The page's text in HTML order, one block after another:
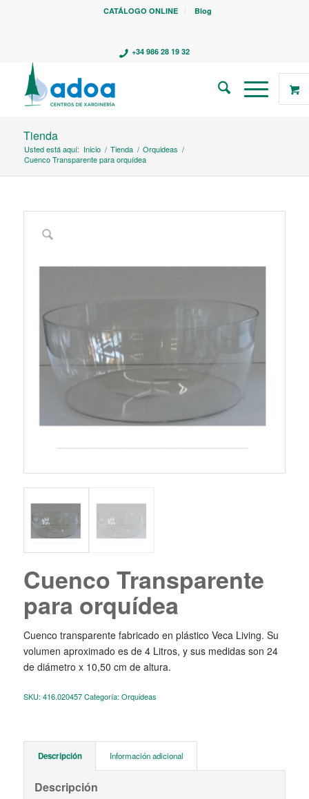
CATÁLOGO ONLINE Blog
+34 986 28 19 32
Tienda
Usted está aquí: Inicio / Tienda / Orquideas /
Cuenco Transparente para orquídea
Cuenco Transparente
para orquídea
Cuenco transparente fabricado en plástico Veca Living. Su
volumen aproximado es de 4 Litros, y sus medidas son 24
de diámetro x 10,50 cm de altura.
SKU: 416.020457 Categoría: Orquideas
Descripción Información adicional
Descripción